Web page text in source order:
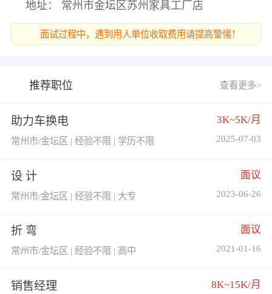
地址： 常州市金坛区苏州家具工厂店
面试过程中，遇到用人单位收取费用请提高警惕！
推荐职位 查看更多>
助力车换电 3K~5K/月
常州市/金坛区 | 经验不限 | 学历不限 2025-07-03
设 计 面议
常州市/金坛区 | 经验不限 | 大专 2023-06-26
折 弯 面议
常州市/金坛区 | 经验不限 | 高中 2021-01-16
销售经理 8K~15K/月